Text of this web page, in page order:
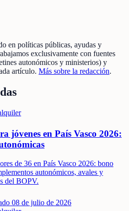
en políticas públicas, ayudas y
exclusivamente con fuentes
autonómicos y ministerios) y
artículo. Más sobre la redacción.
jóvenes en País Vasco 2026:
de 36 en País Vasco 2026: bono
autonómicos, avales y
del BOPV.
08 de julio de 2026